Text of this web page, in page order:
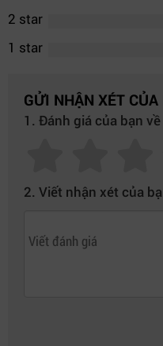
2 star
1 star
GỬI NHẬN XÉT CỦA
1. Đánh giá của bạn
2. Viết nhận xét của